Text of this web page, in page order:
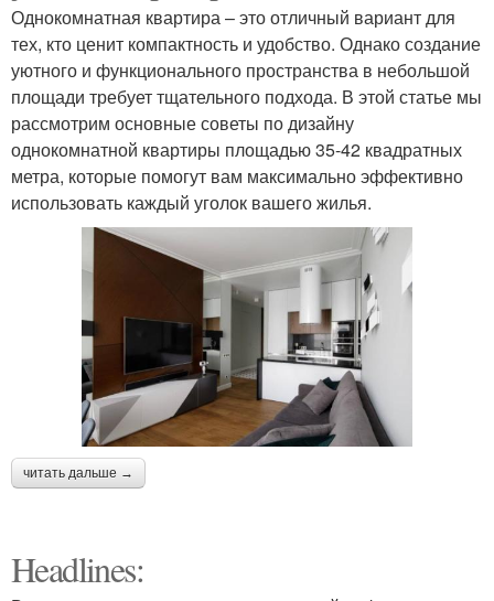
Однокомнатная квартира – это отличный вариант для
тех, кто ценит компактность и удобство. Однако создание
уютного и функционального пространства в небольшой
площади требует тщательного подхода. В этой статье мы
рассмотрим основные советы по дизайну
однокомнатной квартиры площадью 35-42 квадратных
метра, которые помогут вам максимально эффективно
использовать каждый уголок вашего жилья.
читать дальше →
Headlines: